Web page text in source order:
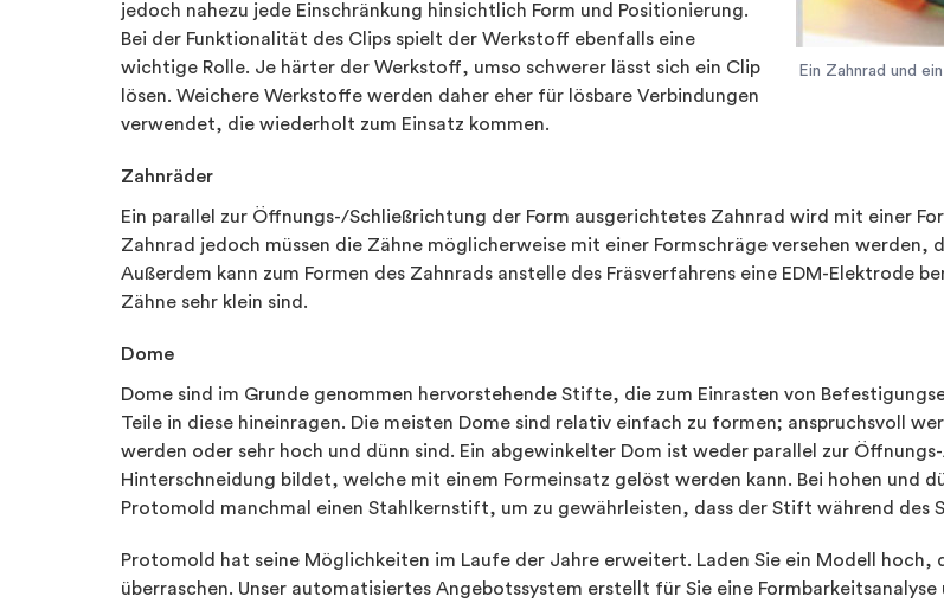
Ein Zahnrad und
jedoch nahezu jede Einschränkung hinsichtlich Form und Positionierung.
Bei der Funktionalität des Clips spielt der Werkstoff ebenfalls eine
wichtige Rolle. Je härter der Werkstoff, umso schwerer lässt sich ein Clip
lösen. Weichere Werkstoffe werden daher eher für lösbare Verbindungen
verwendet, die wiederholt zum Einsatz kommen.
Zahnräder
Ein parallel zur Öffnungs-/Schließrichtung der Form ausgerichtetes Zahnrad wird mit einer
Zahnrad jedoch müssen die Zähne möglicherweise mit einer Formschräge versehen werden,
Außerdem kann zum Formen des Zahnrads anstelle des Fräsverfahrens eine EDM-Elektrode
Zähne sehr klein sind.
Dome
Dome sind im Grunde genommen hervorstehende Stifte, die zum Einrasten von
Teile in diese hineinragen. Die meisten Dome sind relativ einfach zu formen; anspruchsvoll
werden oder sehr hoch und dünn sind. Ein abgewinkelter Dom ist weder parallel zur
Hinterschneidung bildet, welche mit einem Formeinsatz gelöst werden kann. Bei hohen und
Protomold manchmal einen Stahlkernstift, um zu gewährleisten, dass der Stift während des
Protomold hat seine Möglichkeiten im Laufe der Jahre erweitert. Laden Sie ein Modell hoch,
überraschen. Unser automatisiertes Angebotssystem erstellt für Sie eine